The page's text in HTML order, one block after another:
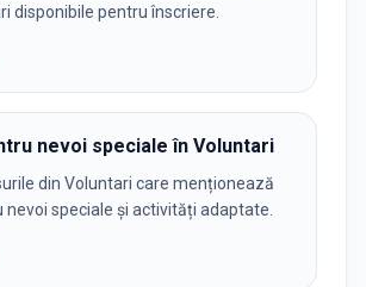
disponibile pentru înscriere.
nevoi speciale în Voluntari
din Voluntari care menționează
speciale și activități adaptate.